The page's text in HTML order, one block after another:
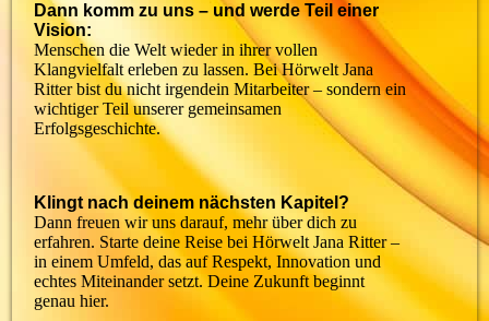
Dann komm zu uns – und werde Teil einer
Vision:
Menschen die Welt wieder in ihrer vollen
Klangvielfalt erleben zu lassen. Bei Hörwelt Jana
Ritter bist du nicht irgendein Mitarbeiter – sondern ein
wichtiger Teil unserer gemeinsamen
Erfolgsgeschichte.
Klingt nach deinem nächsten Kapitel?
Dann freuen wir uns darauf, mehr über dich zu
erfahren. Starte deine Reise bei Hörwelt Jana Ritter –
in einem Umfeld, das auf Respekt, Innovation und
echtes Miteinander setzt. Deine Zukunft beginnt
genau hier.